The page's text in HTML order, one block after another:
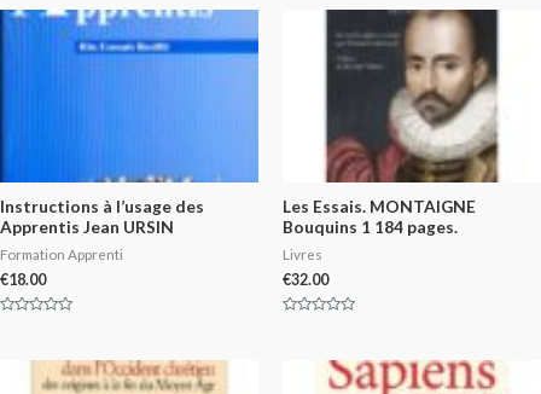
Instructions à l’usage des
Apprentis Jean URSIN
Formation Apprenti
€18.00
Les Essais. MONTAIGNE
Bouquins 1 184 pages.
Livres
€32.00